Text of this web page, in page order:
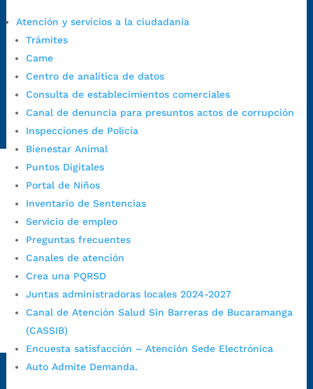
Atención y servicios a la ciudadanía
Trámites
Came
Centro de analítica de datos
Consulta de establecimientos comerciales
Canal de denuncia para presuntos actos de corrupción
Inspecciones de Policía
Bienestar Animal
Puntos Digitales
Portal de Niños
Inventario de Sentencias
Servicio de empleo
Preguntas frecuentes
Canales de atención
Crea una PQRSD
Juntas administradoras locales 2024-2027
Canal de Atención Salud Sin Barreras de Bucaramanga
(CASSIB)
Encuesta satisfacción – Atención Sede Electrónica
Auto Admite Demanda.
judiciales:
https://www.bucaramanga.gov.co/gobierno-ciudadanos-
1/secretarias/oficina-de-control-interno-disciplinario/
@AlcaldíaBGA
PrensaBucaramanga
Autorización de Tratamiento de Datos Personales